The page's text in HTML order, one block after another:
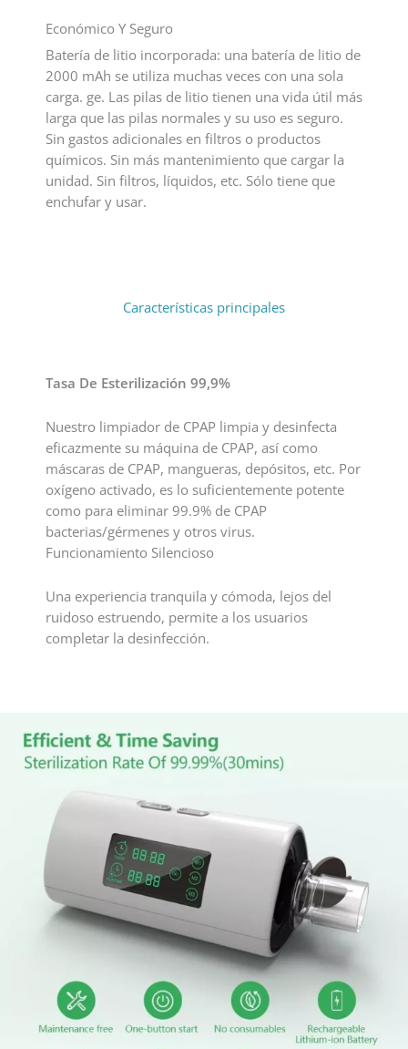
Económico Y Seguro
Batería de litio incorporada: una batería de litio de
2000 mAh se utiliza muchas veces con una sola
carga. ge. Las pilas de litio tienen una vida útil más
larga que las pilas normales y su uso es seguro.
Sin gastos adicionales en filtros o productos
químicos. Sin más mantenimiento que cargar la
unidad. Sin filtros, líquidos, etc. Sólo tiene que
enchufar y usar.
Características principales
Tasa De Esterilización 99,9%
Nuestro limpiador de CPAP limpia y desinfecta
eficazmente su máquina de CPAP, así como
máscaras de CPAP, mangueras, depósitos, etc. Por
oxígeno activado, es lo suficientemente potente
como para eliminar 99.9% de CPAP
bacterias/gérmenes y otros virus.
Funcionamiento Silencioso
Una experiencia tranquila y cómoda, lejos del
ruidoso estruendo, permite a los usuarios
completar la desinfección.